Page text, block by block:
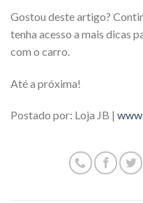
Gostou deste artigo?
tenha acesso a mais dicas
com o carro.
Até a próxima!
Postado por: Loja JB |